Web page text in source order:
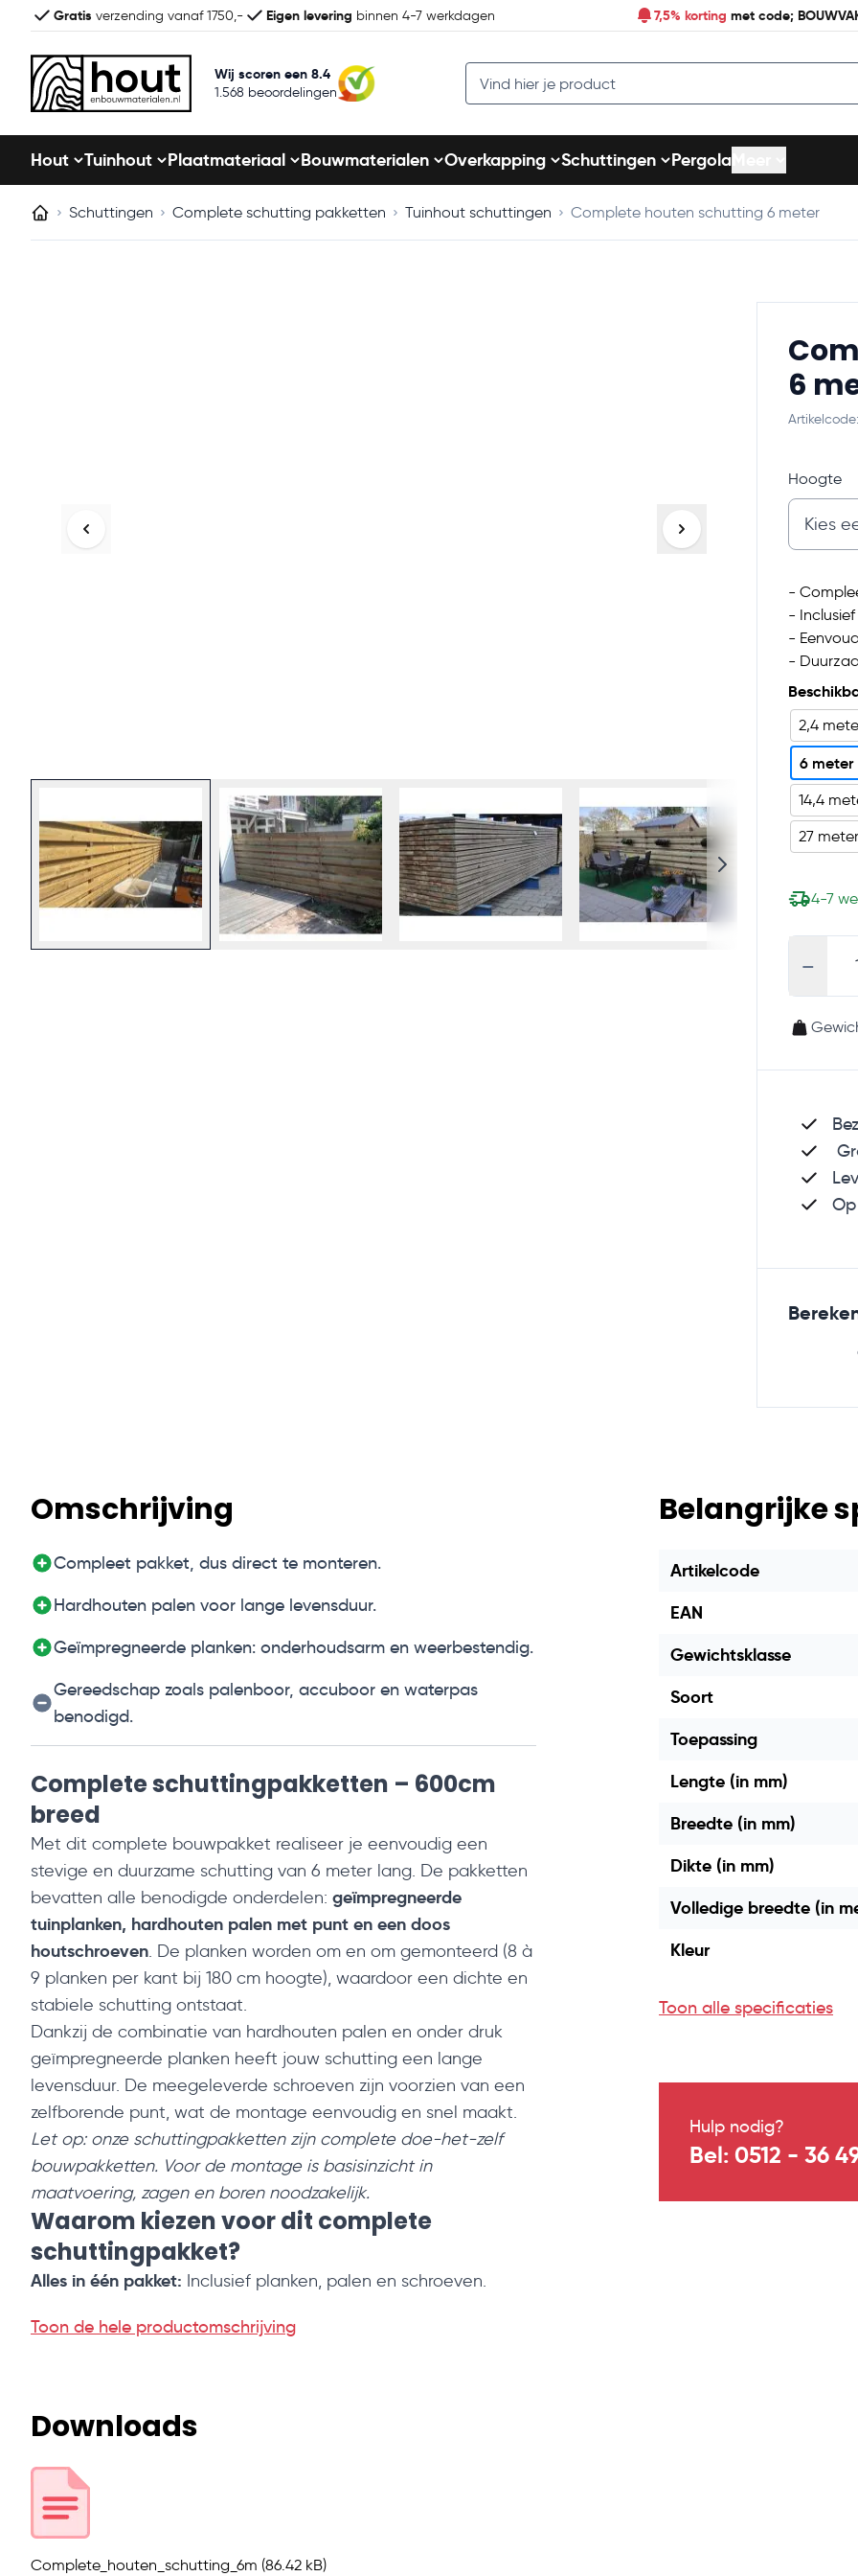
Gratis verzending vanaf 1750,- Eigen levering binnen 4-7 werkdagen 7,5% kortingmet code;
Wij scoren een 8.4
1.568 beoordelingen Search
Hout Tuinhout Plaatmateriaal Bouwmaterialen Overkapping Schuttingen Pergola
Schuttingen Complete schutting pakketten Tuinhout schuttingen Complete houten schutting 6 meter
6
Hoogte
-
-
-
-
2,4
6 meter
14,4
27
4-7
-
Omschrijving
Compleet pakket, dus direct te monteren.
Hardhouten palen voor lange levensduur.
Geïmpregneerde planken: onderhoudsarm en weerbestendig.
Gereedschap zoals palenboor, accuboor en waterpas
benodigd.
Complete schuttingpakketten – 600cm
breed
Met dit complete bouwpakket realiseer je eenvoudig een
stevige en duurzame schutting van 6 meter lang. De pakketten
bevatten alle benodigde onderdelen: geïmpregneerde
tuinplanken, hardhouten palen met punt en een doos
houtschroeven. De planken worden om en om gemonteerd (8 à
9 planken per kant bij 180 cm hoogte), waardoor een dichte en
stabiele schutting ontstaat.
Dankzij de combinatie van hardhouten palen en onder druk
geïmpregneerde planken heeft jouw schutting een lange
levensduur. De meegeleverde schroeven zijn voorzien van een
zelfborende punt, wat de montage eenvoudig en snel maakt.
Let op: onze schuttingpakketten zijn complete doe-het-zelf
bouwpakketten. Voor de montage is basisinzicht in
maatvoering, zagen en boren noodzakelijk.
Waarom kiezen voor dit complete
schuttingpakket?
Alles in één pakket: Inclusief planken, palen en schroeven.
planken voor een lange levensduur.
Flexibele hoogte:
Keuze uit 180 cm (standaard) of 200 cm (extra
hoog).
Extra breed:
brede tuinen.
Bestel vandaag nog!
Kies voor gemak en duurzaamheid met een compleet
Toon de hele productomschrijving
Belangrijke
Artikelcode
EAN
Gewichtsklasse
Soort
Toepassing
Lengte (in mm)
Breedte (in mm)
Dikte (in mm)
Volledige breedte (in
Kleur
Toon alle specificaties
Hulp nodig?
Bel: 0512 - 36
Downloads
Complete_houten_schutting_6m (86.42 kB)